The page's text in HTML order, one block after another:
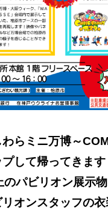
らミニ万博～
して帰ってきます
のパビリオン展示
オンスタッフの衣